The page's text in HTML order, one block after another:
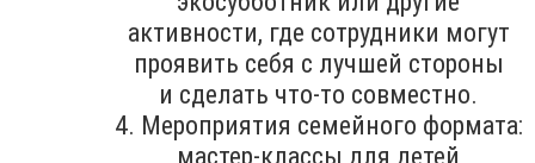
активности, где сотрудники могут
проявить себя с лучшей стороны
и сделать что-то совместно.
4. Мероприятия семейного формата:
мастер-классы для детей